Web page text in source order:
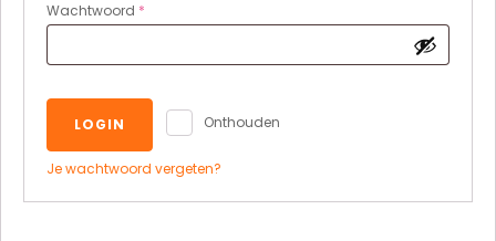
Wachtwoord *
Onthouden
LOGIN
Je wachtwoord vergeten?